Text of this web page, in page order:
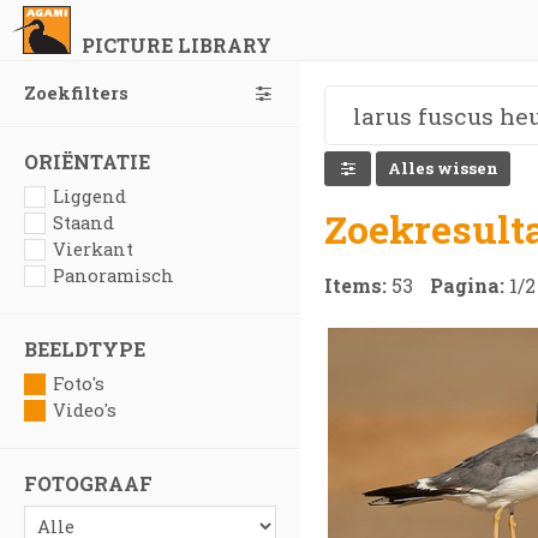
PICTURE LIBRARY
Zoekfilters
ORIËNTATIE
Liggend
Staand
Vierkant
Panoramisch
BEELDTYPE
Foto's
Video's
FOTOGRAAF
Alles wissen
Items: 53 Pagina: 1/2